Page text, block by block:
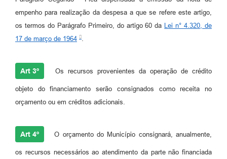
empenho para realização da despesa a que se refere este artigo,
os termos do Parágrafo Primeiro, do artigo 60 da
Lei n° 4.320, de
17 de março de 1964
.
Art 3º Os recursos provenientes da operação de crédito
objeto do financiamento serão consignados como receita no
orçamento ou em créditos adicionais.
Art 4º O orçamento do Município consignará, anualmente,
os recursos necessários ao atendimento da parte não financiada